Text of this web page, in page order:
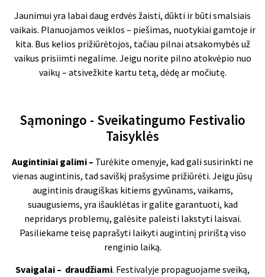
Jaunimui yra labai daug erdvės žaisti, dūkti ir būti smalsiais
vaikais. Planuojamos veiklos – piešimas, nuotykiai gamtoje ir
kita. Bus kelios prižiūrėtojos, tačiau pilnai atsakomybės už
vaikus prisiimti negalime. Jeigu norite pilno atokvėpio nuo
vaikų – atsivežkite kartu tetą, dėdę ar močiutę.
Sąmoningo - Sveikatingumo Festivalio
Taisyklės
Augintiniai galimi – Turėkite omenyje, kad gali susirinkti ne
vienas augintinis, tad saviškį prašysime prižiūrėti. Jeigu jūsų
augintinis draugiškas kitiems gyvūnams, vaikams,
suaugusiems, yra išauklėtas ir galite garantuoti, kad
nepridarys problemų, galėsite paleisti lakstyti laisvai.
Pasiliekame teisę paprašyti laikyti augintinį pririštą viso
renginio laiką.
Svaigalai – draudžiami. Festivalyje propaguojame sveiką,